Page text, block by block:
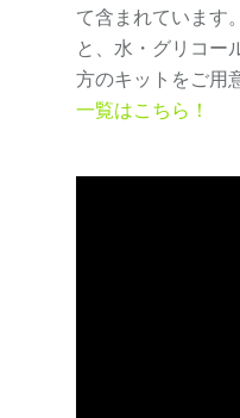
て含まれています
と、水・グリコー
方のキットをご用
一覧はこちら！